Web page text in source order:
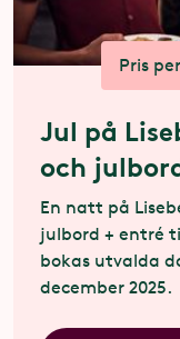
Pris
Jul på
och
En natt på
julbord + entré
bokas utvalda
december 2025.